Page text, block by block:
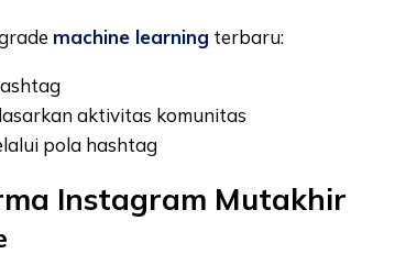
machine learning terbaru:
aktivitas komunitas
pola hashtag
Instagram Mutakhir